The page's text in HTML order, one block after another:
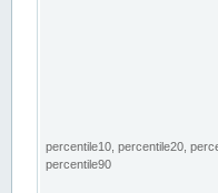
percentile10, percentile20,
percentile90